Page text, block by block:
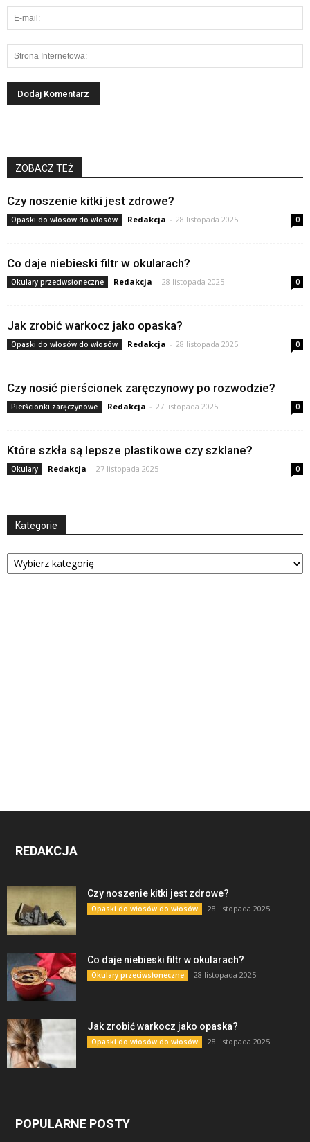
ZOBACZ TEŻ
Czy noszenie kitki jest zdrowe?
Opaski do włosów do włosów Redakcja - 28 listopada 2025 0
Co daje niebieski filtr w okularach?
Okulary przeciwsłoneczne Redakcja - 28 listopada 2025 0
Jak zrobić warkocz jako opaska?
Opaski do włosów do włosów Redakcja - 28 listopada 2025 0
Czy nosić pierścionek zaręczynowy po rozwodzie?
Pierścionki zaręczynowe Redakcja - 27 listopada 2025 0
Które szkła są lepsze plastikowe czy szklane?
Okulary Redakcja - 27 listopada 2025 0
Kategorie
Kategorie
REDAKCJA
Czy noszenie kitki jest zdrowe?
Opaski do włosów do włosów 28 listopada 2025
Co daje niebieski filtr w okularach?
Okulary przeciwsłoneczne 28 listopada 2025
Jak zrobić warkocz jako opaska?
Opaski do włosów do włosów 28 listopada 2025
POPULARNE POSTY